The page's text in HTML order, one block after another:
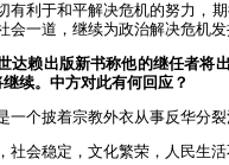
有利于和平解决危机的努力，
会一道，继续为政治解决危机发
达赖出版新书称他的继任者将
续。中方对此有何回应？
一个披着宗教外衣从事反华分
社会稳定，文化繁荣，人民生活